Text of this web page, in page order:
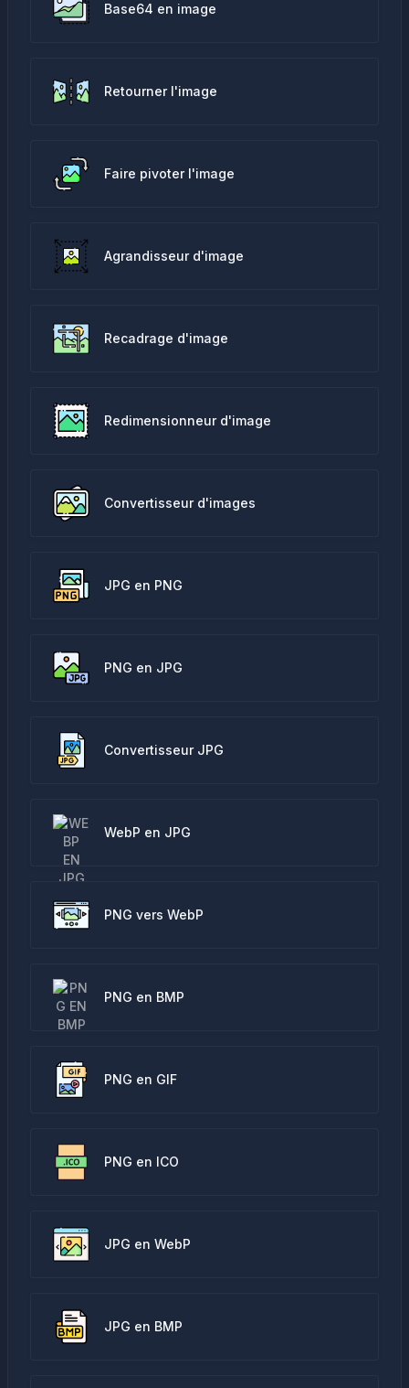
Base64 en image
Retourner l'image
Faire pivoter l'image
Agrandisseur d'image
Recadrage d'image
Redimensionneur d'image
Convertisseur d'images
JPG en PNG
PNG en JPG
Convertisseur JPG
WebP en JPG
PNG vers WebP
PNG en BMP
PNG en GIF
PNG en ICO
JPG en WebP
JPG en BMP